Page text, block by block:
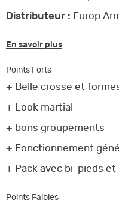
Distributeur : Europ
En savoir plus
Points Forts
+ Belle crosse et
+ Look martial
+ bons groupements
+ Fonctionnement
+ Pack avec bi-pieds
Points Faibles